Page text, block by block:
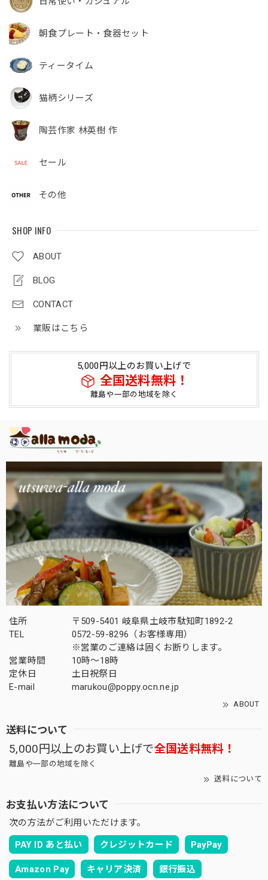
朝食プレート・食器セット
ティータイム
猫柄シリーズ
陶芸作家 林英樹 作
セール
その他
SHOP INFO
ABOUT
BLOG
CONTACT
業販はこちら
5,000円以上のお買い上げで
全国送料無料！
離島や一部の地域を除く
住所
〒509-5401 岐阜県土岐市駄知町1892-2
TEL
0572-59-8296（お客様専用）
※営業のご連絡は固くお断りします。
営業時間
10時～18時
定休日
土日祝祭日
E-mail
marukou@poppy.ocn.ne.jp
ABOUT
送料について
5,000円以上のお買い上げで全国送料無料！
離島や一部の地域を除く
送料について
お支払い方法について
次の方法がご利用いただけます。
PAY ID あと払い クレジットカード PayPay
Amazon Pay キャリア決済 銀行振込